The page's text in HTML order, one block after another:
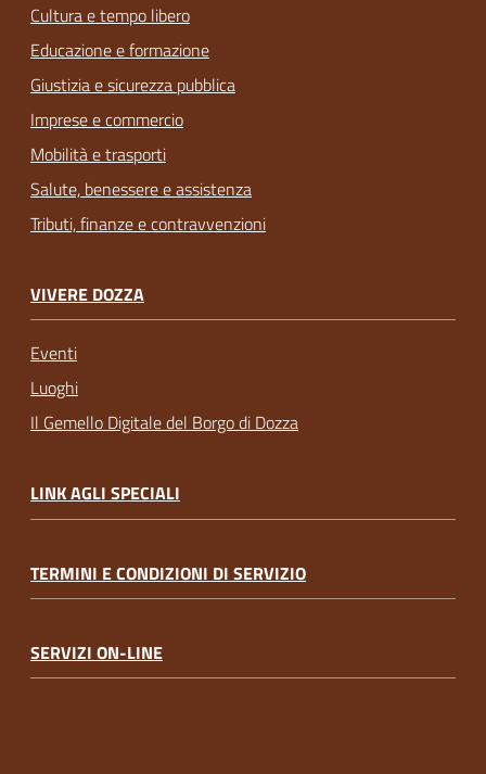
Cultura e tempo libero
Educazione e formazione
Giustizia e sicurezza pubblica
Imprese e commercio
Mobilità e trasporti
Salute, benessere e assistenza
Tributi, finanze e contravvenzioni
VIVERE DOZZA
Eventi
Luoghi
Il Gemello Digitale del Borgo di Dozza
LINK AGLI SPECIALI
TERMINI E CONDIZIONI DI SERVIZIO
SERVIZI ON-LINE